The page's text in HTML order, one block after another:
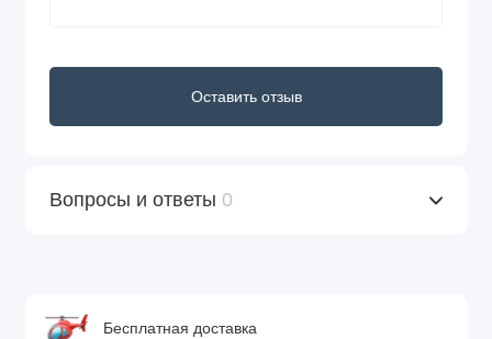
Оставить отзыв
Вопросы и ответы 0
Бесплатная доставка